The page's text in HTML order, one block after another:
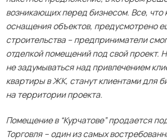
возникающих перед бизнесом. Все, что
оснащения объектов, предусмотрено
строительства – предприниматели
отделкой помещений под свой проект.
не задумываться над привлечением
квартиры в ЖК, станут клиентами для
на территории проекта.
Помещение в “Курчатове” продается
Торговля – один из самых